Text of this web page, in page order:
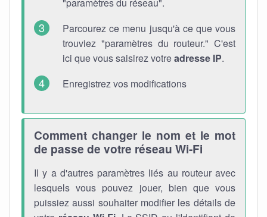
Parcourez ce menu jusqu'à ce que vous
trouviez "paramètres du routeur." C'est
ici que vous saisirez votreadresse IP.
Enregistrez vos modifications
Comment changer le nom et le mot
de passe de votre réseau Wi-Fi
Il y a d'autres paramètres liés au routeur avec
lesquels vous pouvez jouer, bien que vous
puissiez aussi souhaiter modifier les détails de